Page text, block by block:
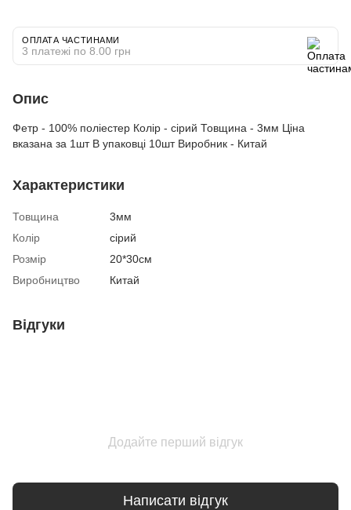
ОПЛАТА ЧАСТИНАМИ
3 платежі по 8.00 грн
Опис
Фетр - 100% поліестер Колір - сірий Товщина - 3мм Ціна
вказана за 1шт В упаковці 10шт Виробник - Китай
Характеристики
Товщина
3мм
Колір
сірий
Розмір
20*30см
Виробництво
Китай
Відгуки
Додайте перший відгук
Написати відгук